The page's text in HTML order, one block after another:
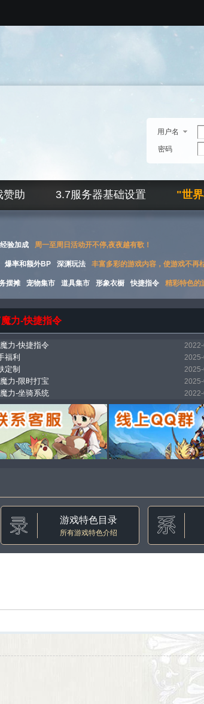
用户名
密码
赞助 3.7服务器基础设置 "世
验加成 周一至周日活动开不停,夜夜越有歌！
爆率和额外BP 深渊玩法 丰富多彩的游戏内容，使游戏不再
摆摊 宠物集市 道具集市 形象衣橱 快捷指令 精彩特色的
力-快捷指令
力-快捷指令
福利
定制
力-限时打宝
力-坐骑系统
力-万能传送（飞机）
魔力-集市系统
魔力-自动寻路
力-称号收藏
游戏特色目录
所有游戏特色介绍